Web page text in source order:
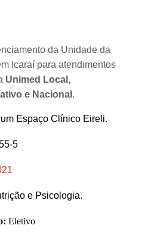
da Unidade da
Icaraí para atendimentos
Unimed Local,
e Nacional .
Espaço Clínico Eireli.
5
e Psicologia.
Eletivo